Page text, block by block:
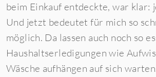
beim Einkauf entdeckte, war klar:
Und jetzt bedeutet für mich so
möglich. Da lassen auch noch so
Haushaltserledigungen wie
Wäsche aufhängen auf sich